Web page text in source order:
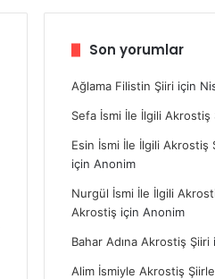
görünümü
Son yorumlar
Ağlama Filistin Şiiri için
Sefa İsmi İle İlgili Akrostiş
Esin İsmi İle İlgili Akrostiş
içinAnonim
Nurgül İsmi İle İlgili
Akrostiş içinAnonim
Bahar Adına Akrostiş Şiiri
Alim İsmiyle Akrostiş